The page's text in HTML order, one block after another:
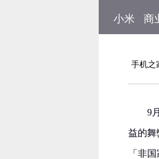
小米 商
手机之
9
益的舞
「非